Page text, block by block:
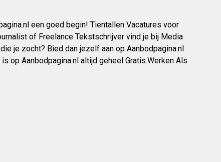
een goed begin! Tientallen Vacatures voor
of Freelance Tekstschrijver vind je bij Media
je zocht? Bied dan jezelf aan op Aanbodpagina.nl
op Aanbodpagina.nl altijd geheel Gratis.Werken Als